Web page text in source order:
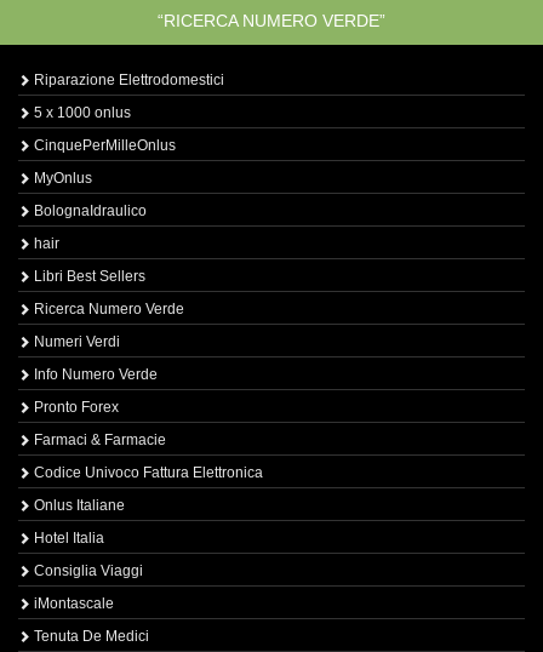
“RICERCA NUMERO VERDE”
Riparazione Elettrodomestici
5 x 1000 onlus
CinquePerMilleOnlus
MyOnlus
BolognaIdraulico
hair
Libri Best Sellers
Ricerca Numero Verde
Numeri Verdi
Info Numero Verde
Pronto Forex
Farmaci & Farmacie
Codice Univoco Fattura Elettronica
Onlus Italiane
Hotel Italia
Consiglia Viaggi
iMontascale
Tenuta De Medici